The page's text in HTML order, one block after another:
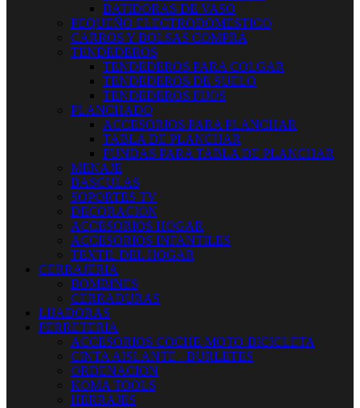
BATIDORAS DE VASO
PEQUEÑO ELECTRODOMESTICO
CARROS Y BOLSAS COMPRA
TENDEDEROS
TENDEDEROS PARA COLGAR
TENDEDEROS DE SUELO
TENDEDEROS FIJOS
PLANCHADO
ACCESORIOS PARA PLANCHAR
TABLA DE PLANCHAR
FUNDAS PARA TABLA DE PLANCHAR
MENAJE
BASCULAS
SOPORTES TV
DECORACION
ACCESORIOS HOGAR
ACCESORIOS INFANTILES
TEXTIL DEL HOGAR
CERRAJERIA
BOMBINES
CERRADURAS
LIJADORAS
FERRETERIA
ACCESORIOS COCHE-MOTO-BICICLETA
CINTA AISLANTE - BURLETES
ORDENACION
KOMA TOOLS
HERRAJES